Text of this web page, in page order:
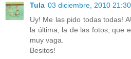
Tula 03 diciembre, 2010 21:30
Uy! Me las pido todas todas!
la última, la de las fotos, que
muy vaga.
Besitos!